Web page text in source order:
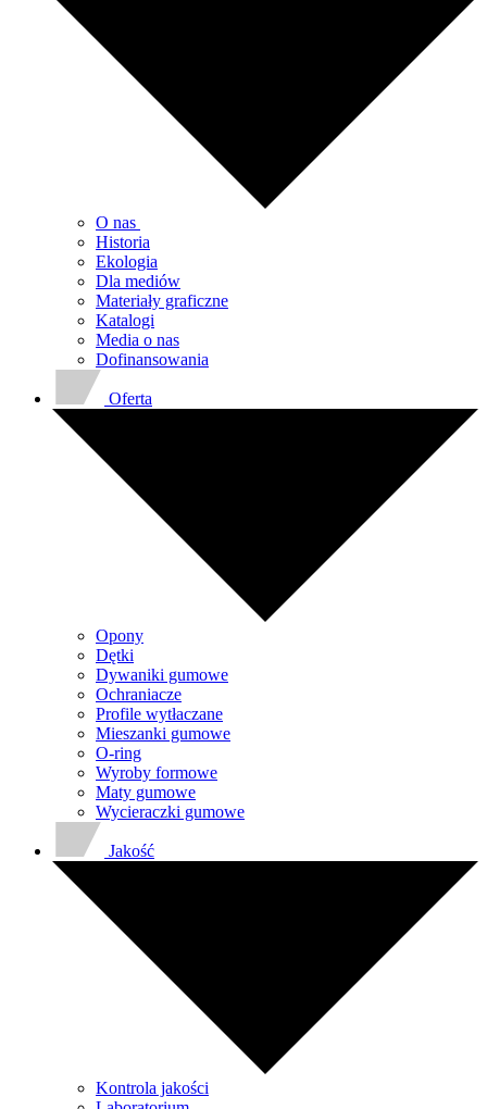
O nas
Historia
Ekologia
Dla mediów
Materiały graficzne
Katalogi
Media o nas
Dofinansowania
Oferta
Opony
Dętki
Dywaniki gumowe
Ochraniacze
Profile wytłaczane
Mieszanki gumowe
O-ring
Wyroby formowe
Maty gumowe
Wycieraczki gumowe
Jakość
Kontrola jakości